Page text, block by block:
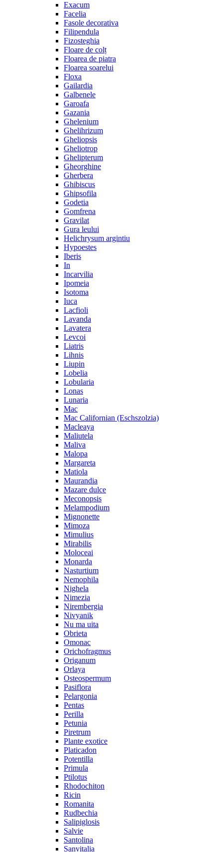
Exacum
Facelia
Fasole decorativa
Filipendula
Fizosteghia
Floare de colț
Floarea de piatra
Floarea soarelui
Floxa
Gailardia
Galbenele
Garoafa
Gazania
Ghelenium
Ghelihrizum
Gheliopsis
Gheliotrop
Ghelipterum
Gheorghine
Gherbera
Ghibiscus
Ghipsofila
Godetia
Gomfrena
Gravilat
Gura leului
Helichrysum argintiu
Hypoestes
Iberis
In
Incarvilia
Ipomeia
Isotoma
Iuca
Lacfioli
Lavanda
Lavatera
Levcoi
Liatris
Lihnis
Liupin
Lobelia
Lobularia
Lonas
Lunaria
Mac
Mac Californian (Eschszolzia)
Macleaya
Maliutela
Maliva
Malopa
Margareta
Matiola
Maurandia
Mazare dulce
Meconopsis
Melampodium
Mignonette
Mimoza
Mimulius
Mirabilis
Moloceai
Monarda
Nasturtium
Nemophila
Nighela
Nimezia
Nirembergia
Nivyanik
Nu ma uita
Obrieta
Omonac
Orichofragmus
Origanum
Orlaya
Osteospermum
Pasiflora
Pelargonia
Pentas
Perilla
Petunia
Piretrum
Plante exotice
Platicadon
Potentilla
Primula
Ptilotus
Rhodochiton
Ricin
Romanita
Rudbechia
Salipiglosis
Salvie
Santolina
Sanvitalia